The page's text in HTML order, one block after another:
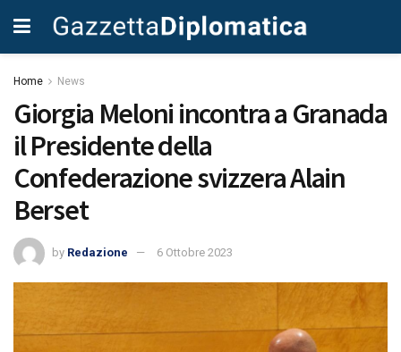
Home News
Giorgia Meloni incontra a Granada
il Presidente della
Confederazione svizzera Alain
Berset
by Redazione 6 Ottobre 2023